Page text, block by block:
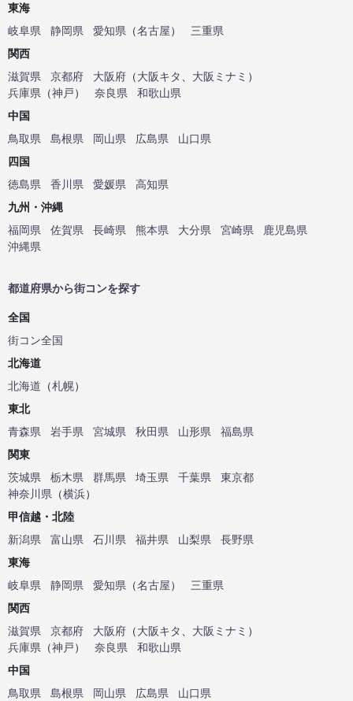
東海
岐阜県
静岡県 愛知県 （名古屋）
三重県
関西
滋賀県
京都府 大阪府 （大阪キタ 大阪ミナミ ）
兵庫県 （神戸） 奈良県
和歌山県
中国
鳥取県
島根県 岡山県 広島県
山口県
四国
徳島県
香川県 愛媛県
高知県
九州・沖縄
福岡県
佐賀県 長崎県 熊本県 大分県 宮崎県
鹿児島県
沖縄県
都道府県から街コンを探す
全国
街コン全国
北海道
北海道 （札幌）
東北
青森県
岩手県 宮城県 秋田県 山形県
福島県
関東
茨城県
栃木県 群馬県 埼玉県 千葉県
東京都
神奈川県 （横浜）
甲信越・北陸
新潟県
富山県 石川県 福井県 山梨県
長野県
東海
岐阜県
静岡県 愛知県 （名古屋）
三重県
関西
滋賀県
京都府 大阪府 （大阪キタ 大阪ミナミ ）
兵庫県 （神戸） 奈良県
和歌山県
中国
鳥取県
島根県 岡山県 広島県 山口県